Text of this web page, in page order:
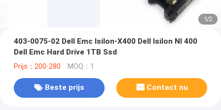
1/2
403-0075-02 Dell Emc Isilon-X400 Dell Isilon Nl 400
Dell Emc Hard Drive 1TB Ssd
Prijs：200-280 MOQ：1
Beste prijs Contact nu